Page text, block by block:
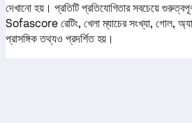
দেখানো হয়। প্রতিটি প্রতিযোগিতার সবচেয়ে
Sofascore রেটিং, খেলা ম্যাচের সংখ্যা, গোল,
প্রাসঙ্গিক তথ্যও প্রদর্শিত হয়।